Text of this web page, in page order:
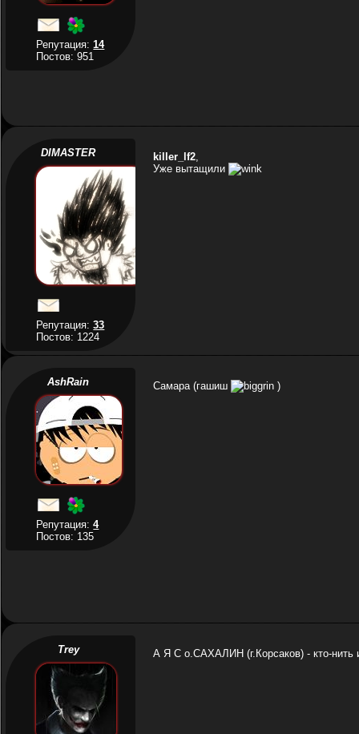
Репутация:14
Постов: 951
DIMASTER
Репутация:33
Постов: 1224
killer_lf2,
Уже вытащили
AshRain
Репутация:4
Постов: 135
Самара (гашиш )
Trey А Я С о.САХАЛИН (г.Корсаков) - кто-нить